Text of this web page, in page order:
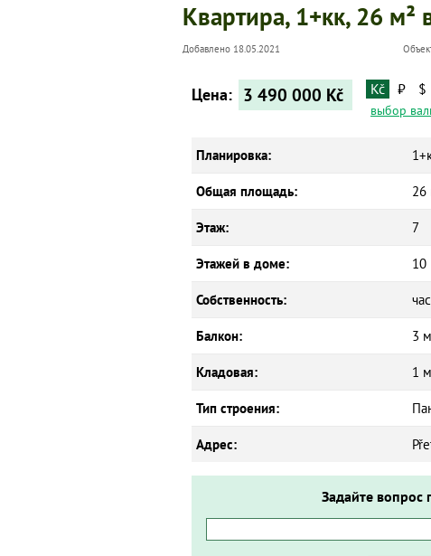
Квартира, 1+кк, 26 м²
Добавлено 18.05.2021
Цена: 3 490 000 Kč Kč ₽ $
выбор
Планировка:
Общая площадь: 26
Этаж: 7
Этажей в доме: 10
Собственность:
Балкон: 3
Кладовая: 1
Тип строения:
Адрес:
Задайте вопрос